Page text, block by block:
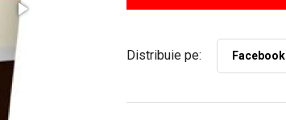
Distribuie pe: Facebook